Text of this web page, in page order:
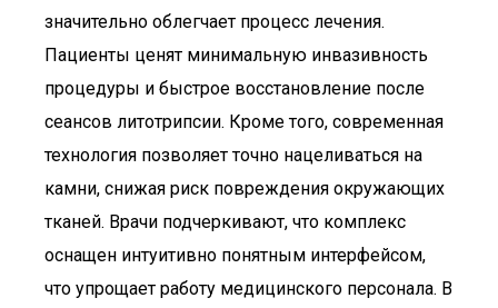
значительно облегчает процесс лечения.
Пациенты ценят минимальную инвазивность
процедуры и быстрое восстановление после
сеансов литотрипсии. Кроме того, современная
технология позволяет точно нацеливаться на
камни, снижая риск повреждения окружающих
тканей. Врачи подчеркивают, что комплекс
оснащен интуитивно понятным интерфейсом,
что упрощает работу медицинского персонала. В